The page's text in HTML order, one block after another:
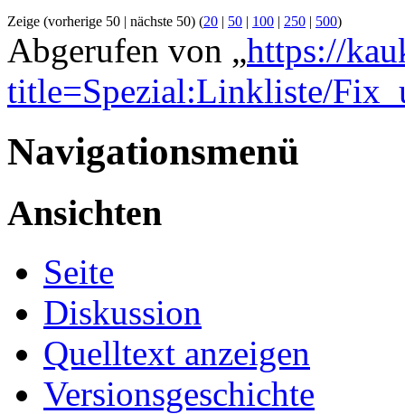
Zeige (vorherige 50 | nächste 50) (20 | 50 | 100 | 250 | 500)
Abgerufen von „https://
title=Spezial:Linkliste/
Navigationsmenü
Ansichten
Seite
Diskussion
Quelltext anzeigen
Versionsgeschichte